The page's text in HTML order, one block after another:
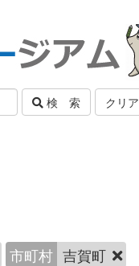
検 索 クリア
市町村 吉賀町